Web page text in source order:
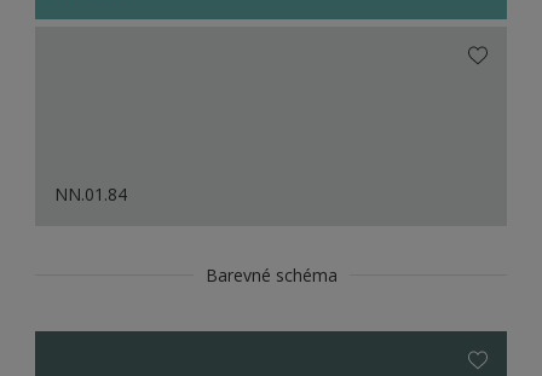
NN.01.84
Barevné schéma